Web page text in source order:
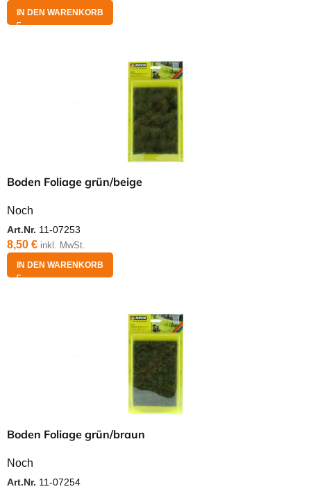
IN DEN WARENKORB
Boden Foliage grün/beige
Noch
Art.Nr. 11-07253
8,50 € inkl. MwSt.
IN DEN WARENKORB
Boden Foliage grün/braun
Noch
Art.Nr. 11-07254